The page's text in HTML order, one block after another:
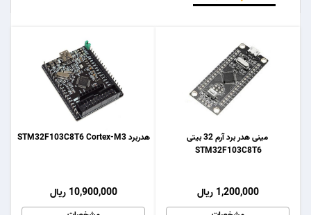
هدربرد STM32F103C8T6 Cortex-M3
10,900,000 ریال
مینی هدر برد آرم 32 بیتی
STM32F103C8T6
1,200,000 ریال